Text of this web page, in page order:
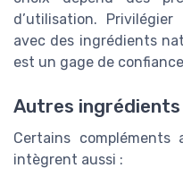
d’utilisation.
avec des ingrédients
est un gage de
Autres
Certains compléments
intègrent aussi :